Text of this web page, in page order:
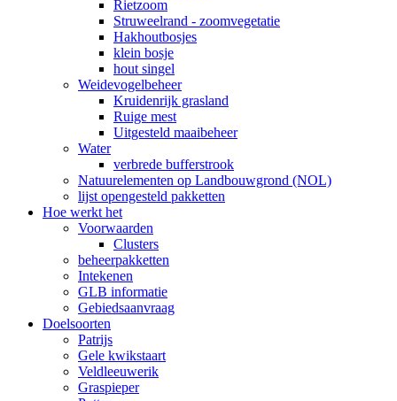
Rietzoom
Struweelrand - zoomvegetatie
Hakhoutbosjes
klein bosje
hout singel
Weidevogelbeheer
Kruidenrijk grasland
Ruige mest
Uitgesteld maaibeheer
Water
verbrede bufferstrook
Natuurelementen op Landbouwgrond (NOL)
lijst opengesteld pakketten
Hoe werkt het
Voorwaarden
Clusters
beheerpakketten
Intekenen
GLB informatie
Gebiedsaanvraag
Doelsoorten
Patrijs
Gele kwikstaart
Veldleeuwerik
Graspieper